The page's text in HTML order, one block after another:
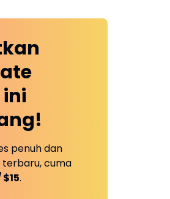
penuh dan
cuma
.